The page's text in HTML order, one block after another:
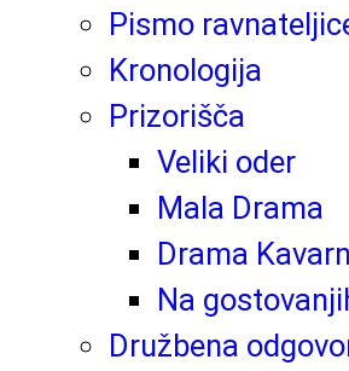
Pismo
Kronologija
Prizorišča
Veliki oder
Mala Drama
Drama
Na
Družbena